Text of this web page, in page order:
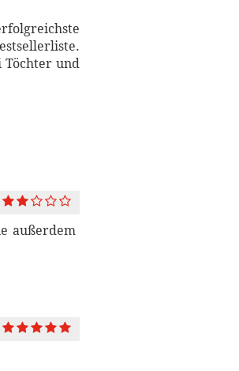
Töchter und
außerdem